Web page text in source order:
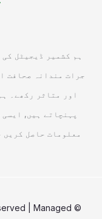
ہم کشمیر ڈیجیٹل
جرات مندانہ صحافت
اور متاثر رکھے۔
پہنچاتے ہیں,
معلومات حاصل کریں
| Managed